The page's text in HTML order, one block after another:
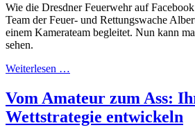
Wie die Dresdner Feuerwehr auf
Team der Feuer- und Rettungswache
einem Kamerateam begleitet. Nun kann
sehen.
Weiterlesen …
Vom Amateur zum Ass:
Wettstrategie entwickeln